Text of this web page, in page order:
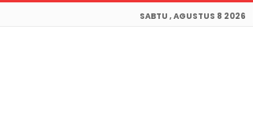
SABTU , AGUSTUS 8 2026